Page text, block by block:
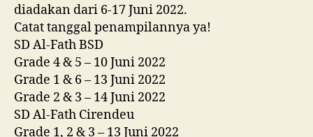
diadakan dari 6-17 Juni 2022.
Catat tanggal penampilannya ya!
SD Al-Fath BSD
Grade 4 & 5 – 10 Juni 2022
Grade 1 & 6 – 13 Juni 2022
Grade 2 & 3 – 14 Juni 2022
SD Al-Fath Cirendeu
Grade 1, 2 & 3 – 13 Juni 2022